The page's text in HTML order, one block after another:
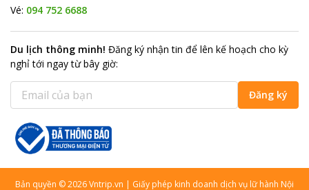
Vé: 094 752 6688
Du lịch thông minh! Đăng ký nhận tin để lên kế hoạch cho kỳ
nghỉ tới ngay từ bây giờ:
Đăng ký
Bản quyền ©2026Vntrip.vn | Giấy phép kinh doanh dịch vụ lữ hành Nội